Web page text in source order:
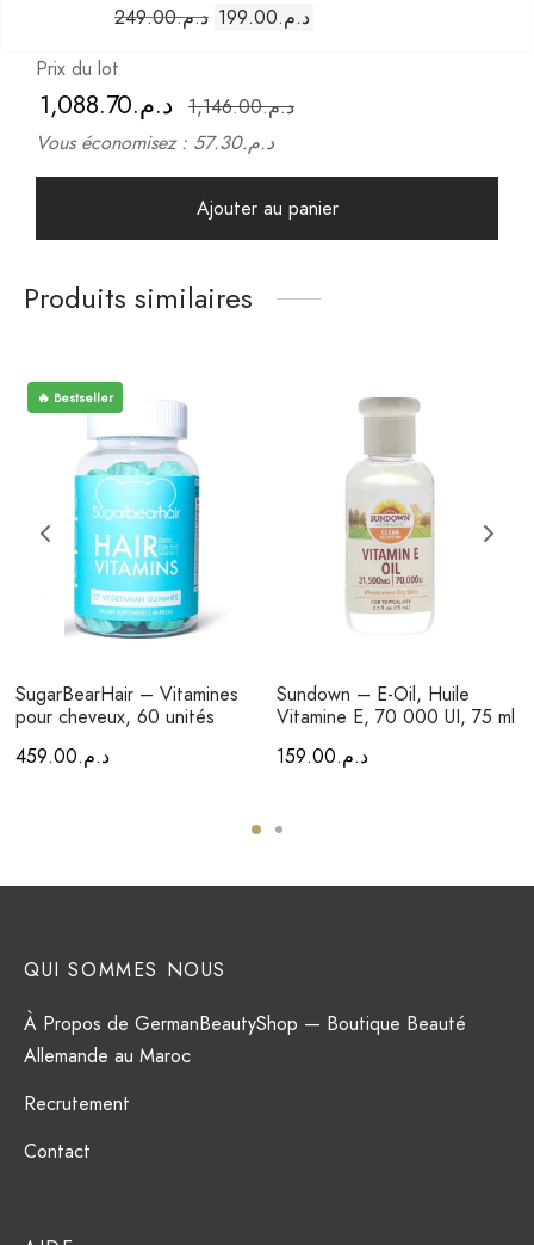
د.م.249.00
Le
était :
د.م.199.00
Prix du lot
د.م.1,146.00
د.م.1,088.70
Vous économisez : د.م.57.30
Ajouter au panier
Produits similaires
🔥 Bestseller
SugarBearHair – Vitamines
pour cheveux, 60 unités
د.م.459.00
Sundown – E-Oil, Huile
Vitamine E, 70 000 UI, 75 ml
د.م.159.00
QUI SOMMES NOUS
À Propos de GermanBeautyShop — Boutique Beauté
Allemande au Maroc
Recrutement
Contact